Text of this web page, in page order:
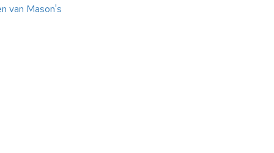
van Mason's